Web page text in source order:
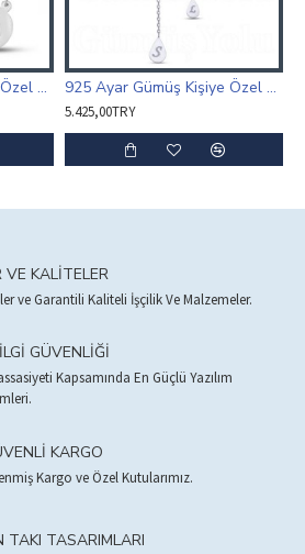
925 Ayar Gümüş Kişiye Özel Harf Kolye Özel Tasarım 925 Ayar Gümüş Kişiye Özel Harfli Bulut ve Yağmur Damlaları Kolye
5.425,00TRY
VE KALITELER
ve Garantili Kaliteli İşçilik Ve Malzemeler.
GÜVENLIĞI
Kapsamında En Güçlü Yazılım
KARGO
Kargo ve Özel Kutularımız.
TAKI TASARIMLARI